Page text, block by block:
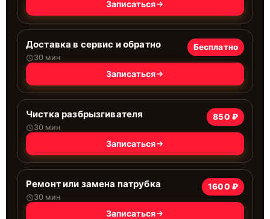
Записаться
Доставка в сервис и обратно
30 мин
Бесплатно
Записаться
Чистка разбрызгивателя
30 мин
850 ₽
Записаться
Ремонт или замена патрубка
30 мин
1600 ₽
Записаться